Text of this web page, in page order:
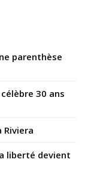
parenthèse
30 ans
Riviera
liberté devient